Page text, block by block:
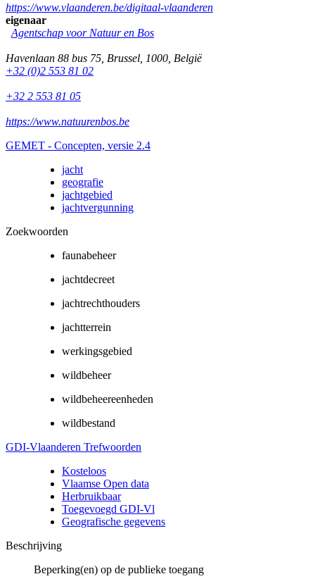
https://www.vlaanderen.be/digitaal-vlaanderen
eigenaar
Agentschap voor Natuur en Bos
Havenlaan 88 bus 75 Brussel 1000 België
+32 (0)2 553 81 02
+32 2 553 81 05
https://www.natuurenbos.be
GEMET - Concepten, versie 2.4
jacht
geografie
jachtgebied
jachtvergunning
Zoekwoorden
faunabeheer
jachtdecreet
jachtrechthouders
jachtterrein
werkingsgebied
wildbeheer
wildbeheereenheden
wildbestand
GDI-Vlaanderen Trefwoorden
Kosteloos
Vlaamse Open data
Herbruikbaar
Toegevoegd GDI-Vl
Geografische gegevens
Beschrijving
Beperking(en) op de publieke toegang